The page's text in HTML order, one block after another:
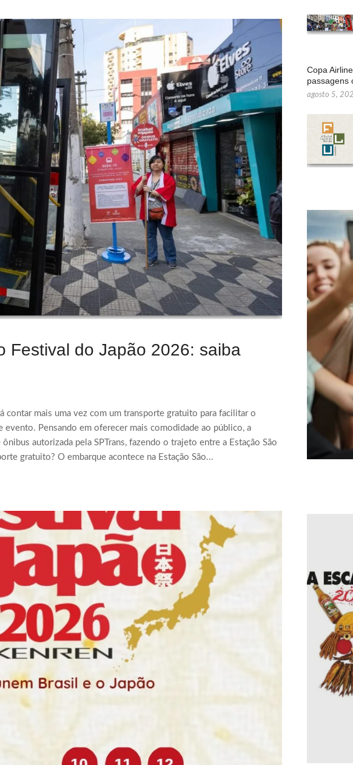
Festival do Japão 2026: saiba
mais uma vez com um transporte gratuito para facilitar o
evento. Pensando em oferecer mais comodidade ao público, a
autorizada pela SPTrans, fazendo o trajeto entre a Estação São
gratuito? O embarque acontece na Estação São...
Copa
passagens
agosto 5,